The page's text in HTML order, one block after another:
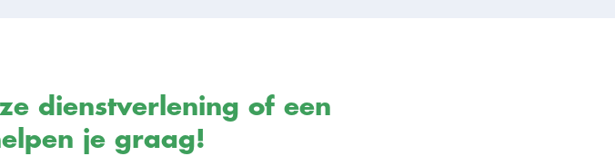
dienstverlening of een
je graag!